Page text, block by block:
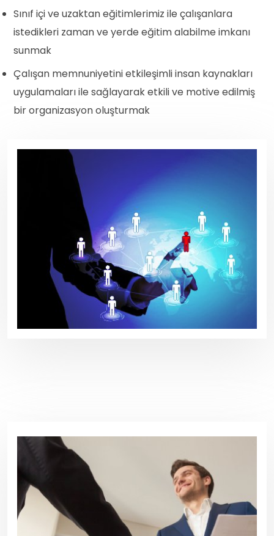
Sınıf içi ve uzaktan eğitimlerimiz ile çalışanlara
istedikleri zaman ve yerde eğitim alabilme imkanı
sunmak
Çalışan memnuniyetini etkileşimli insan kaynakları
uygulamaları ile sağlayarak etkili ve motive edilmiş
bir organizasyon oluşturmak